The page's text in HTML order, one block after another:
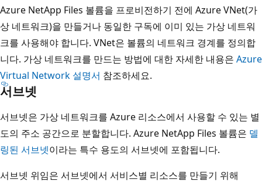
Azure NetApp Files 볼륨을 프로비전하기 전에 Azure VNet(가
상 네트워크)을 만들거나 동일한 구독에 이미 있는 가상 네트워
크를 사용해야 합니다. VNet은 볼륨의 네트워크 경계를 정의합
니다. 가상 네트워크를 만드는 방법에 대한 자세한 내용은 Azure
Virtual Network 설명서 참조하세요.
서브넷
서브넷은 가상 네트워크를 Azure 리소스에서 사용할 수 있는 별
도의 주소 공간으로 분할합니다. Azure NetApp Files 볼륨은 델
링된 서브넷이라는 특수 용도의 서브넷에 포함됩니다.
서브넷 위임은 서브넷에서 서비스별 리소스를 만들기 위해